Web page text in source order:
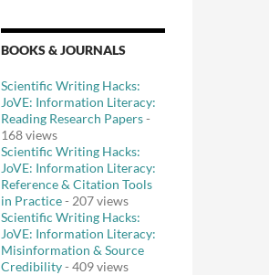
BOOKS & JOURNALS
Scientific Writing Hacks:
JoVE: Information Literacy:
Reading Research Papers-
168 views
Scientific Writing Hacks:
JoVE: Information Literacy:
Reference & Citation Tools
in Practice- 207 views
Scientific Writing Hacks:
JoVE: Information Literacy:
Misinformation & Source
Credibility- 409 views